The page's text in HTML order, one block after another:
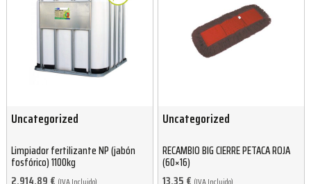
Uncategorized
Limpiador fertilizante NP (jabón
fosfórico) 1100kg
(IVA Incluido)
Uncategorized
RECAMBIO BIG CIERRE PETACA ROJA
(60×16)
(IVA Incluido)